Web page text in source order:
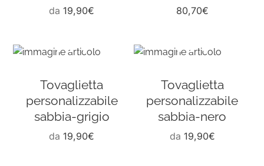
da19,90€ 80,70€
Tovaglietta
personalizzabile
sabbia-grigio
da19,90€
Tovaglietta
personalizzabile
sabbia-nero
da 19,90€